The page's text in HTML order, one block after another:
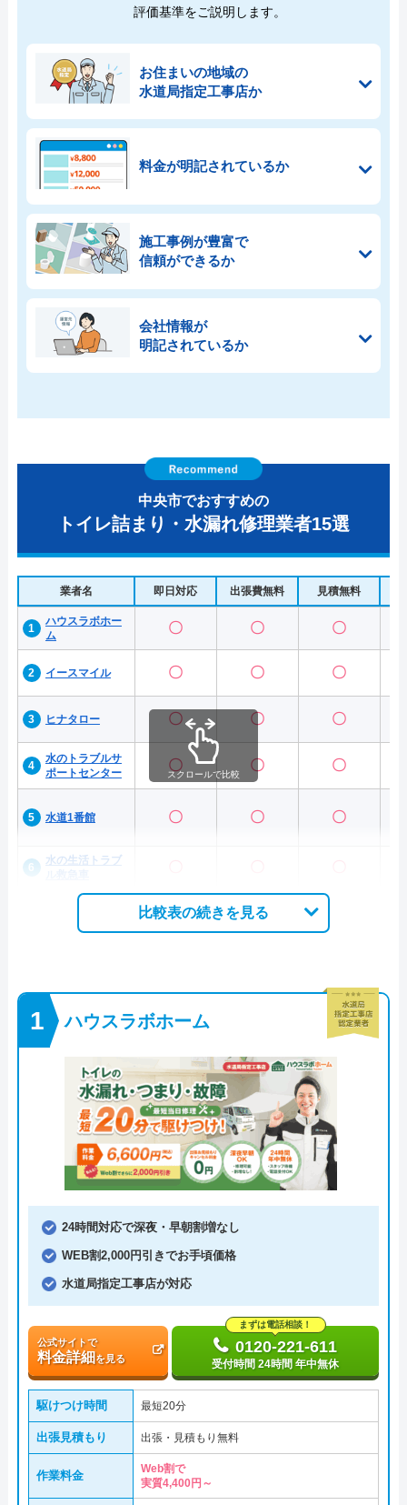
評価基準をご説明します。
お住まいの地域の
水道局指定工事店か
料金が明記されているか
施工事例が豊富で
信頼ができるか
会社情報が
明記されているか
中央市でおすすめの
トイレ詰まり・水漏れ修理業者15選
業者名 即日対応 出張費無料 見積無料
ハウスラボホー
ム
〇 〇 〇
イースマイル 〇 〇 〇
ヒナタロー 〇 〇 〇
水のトラブルサ
ポートセンター
〇 〇 〇
水道1番館 〇 〇 〇
水の生活トラブ
スクロールで比較
比較表の続きを見る
ハウスラボホーム
24時間対応で深夜・早朝割増なし
WEB割2,000円引きでお手頃価格
水道局指定工事店が対応
公式サイトで
料金詳細を見る
まずは電話相談！
0120-221-611
受付時間 24時間 年中無休
駆けつけ時間 最短20分
出張見積もり 出張・見積もり無料
作業料金
Web割で
実質4,400円～